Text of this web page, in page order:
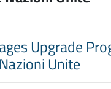
Upgrade
Unite